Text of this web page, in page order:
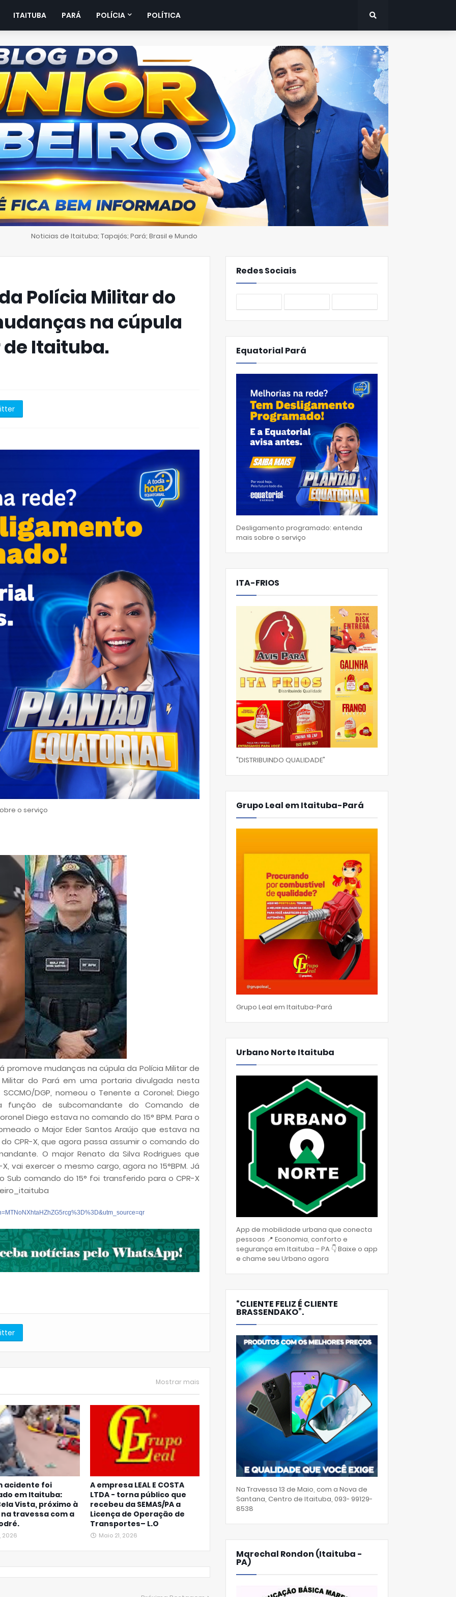
ITAITUBA PARÁ POLÍCIA POLÍTICA
Noticias de Itaituba; Tapajós; Pará; Brasil e Mundo
Polícia Militar do
na cúpula
Itaituba.
o serviço
promove mudanças na cúpula da Polícia Militar de
do Pará em uma portaria divulgada nesta
DGP, nomeou o Tenente a Coronel; Diego
função de subcomandante do Comando de
Diego estava no comando do 15° BPM. Para o
o Major Eder Santos Araújo que estava na
CPR-X, que agora passa assumir o comando do
O major Renato da Silva Rodrigues que
vai exercer o mesmo cargo, agora no 15°BPM. Já
comando do 15° foi transferido para o CPR-X
Mostrar mais
acidente foi
em Itaituba:
Vista, próximo à
na travessa com a
2026
A empresa LEAL E COSTA
LTDA - torna público que
recebeu da SEMAS/PA a
Licença de Operação de
Transportes– L.O
Maio 21, 2026
Redes Sociais
Equatorial Pará
Desligamento programado: entenda
mais sobre o serviço
ITA-FRIOS
"DISTRIBUINDO QUALIDADE"
Grupo Leal em Itaituba-Pará
Grupo Leal em Itaituba-Pará
Urbano Norte Itaituba
App de mobilidade urbana que conecta
pessoas 📍 Economia, conforto e
segurança em Itaituba – PA 👇 Baixe o app
e chame seu Urbano agora
“CLIENTE FELIZ É CLIENTE
BRASSENDAKO”.
Na Travessa 13 de Maio, com a Nova de
Santana, Centro de Itaituba, 093- 99129-
8538
Marechal Rondon (Itaituba -
PA)